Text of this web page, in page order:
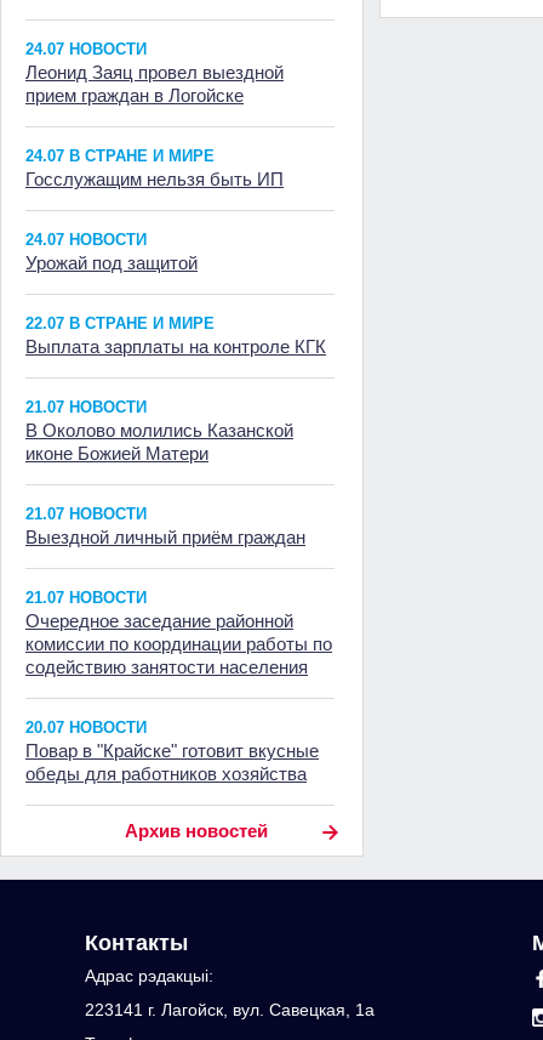
24.07 НОВОСТИ
Леонид Заяц провел выездной
прием граждан в Логойске
24.07 В СТРАНЕ И МИРЕ
Госслужащим нельзя быть ИП
24.07 НОВОСТИ
Урожай под защитой
22.07 В СТРАНЕ И МИРЕ
Выплата зарплаты на контроле КГК
21.07 НОВОСТИ
В Околово молились Казанской
иконе Божией Матери
21.07 НОВОСТИ
Выездной личный приём граждан
21.07 НОВОСТИ
Очередное заседание районной
комиссии по координации работы по
содействию занятости населения
20.07 НОВОСТИ
Повар в "Крайске" готовит вкусные
обеды для работников хозяйства
Архив новостей
Контакты
Адрас рэдакцыi:
223141 г. Лагойск, вул. Савецкая, 1а